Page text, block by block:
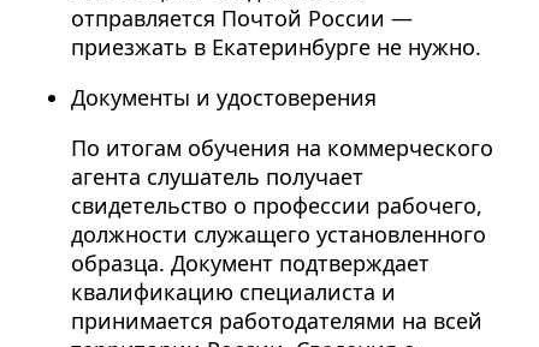
отправляется Почтой России —
приезжать в Екатеринбурге не нужно.
Документы и удостоверения
По итогам обучения на коммерческого
агента слушатель получает
свидетельство о профессии рабочего,
должности служащего установленного
образца. Документ подтверждает
квалификацию специалиста и
принимается работодателями на всей